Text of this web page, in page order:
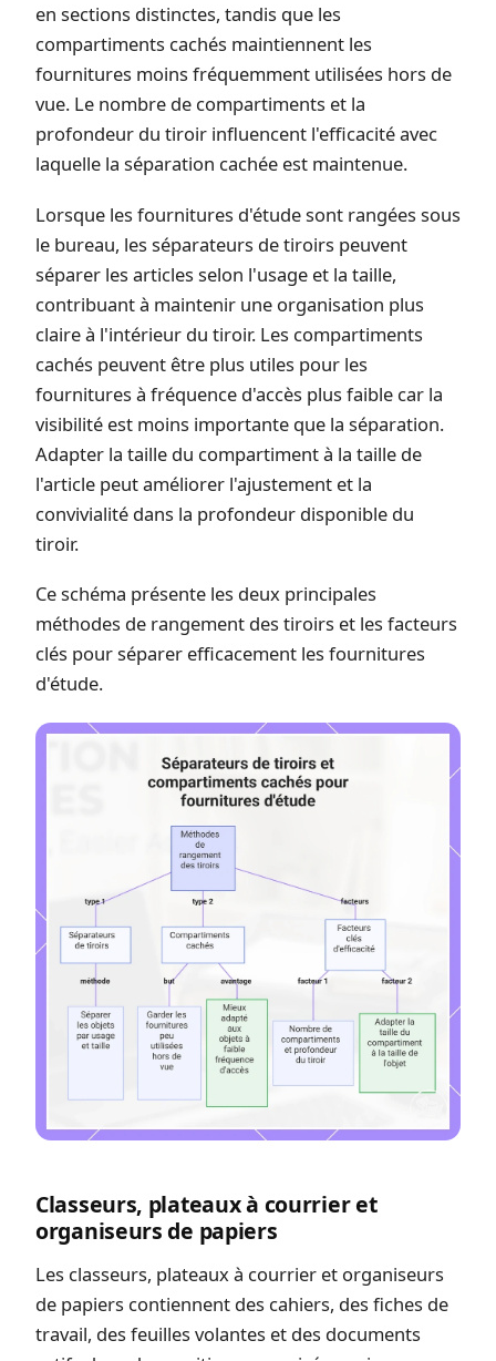
en sections distinctes, tandis que les
compartiments cachés maintiennent les
fournitures moins fréquemment utilisées hors de
vue. Le nombre de compartiments et la
profondeur du tiroir influencent l'efficacité avec
laquelle la séparation cachée est maintenue.
Lorsque les fournitures d'étude sont rangées sous
le bureau, les séparateurs de tiroirs peuvent
séparer les articles selon l'usage et la taille,
contribuant à maintenir une organisation plus
claire à l'intérieur du tiroir. Les compartiments
cachés peuvent être plus utiles pour les
fournitures à fréquence d'accès plus faible car la
visibilité est moins importante que la séparation.
Adapter la taille du compartiment à la taille de
l'article peut améliorer l'ajustement et la
convivialité dans la profondeur disponible du
tiroir.
Ce schéma présente les deux principales
méthodes de rangement des tiroirs et les facteurs
clés pour séparer efficacement les fournitures
d'étude.
Classeurs, plateaux à courrier et
organiseurs de papiers
Les classeurs, plateaux à courrier et organiseurs
de papiers contiennent des cahiers, des fiches de
travail, des feuilles volantes et des documents